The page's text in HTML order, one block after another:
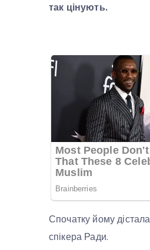
так цінують.
Спочатку йому
спікера Ради.